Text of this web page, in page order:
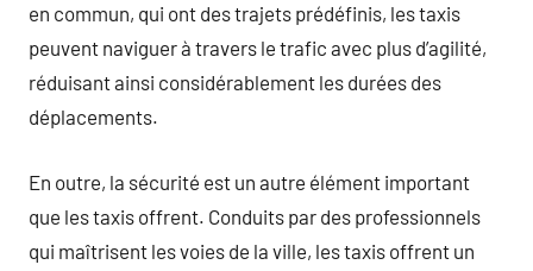
en commun, qui ont des trajets prédéfinis, les taxis
peuvent naviguer à travers le trafic avec plus d’agilité,
réduisant ainsi considérablement les durées des
déplacements.
En outre, la sécurité est un autre élément important
que les taxis offrent. Conduits par des professionnels
qui maîtrisent les voies de la ville, les taxis offrent un